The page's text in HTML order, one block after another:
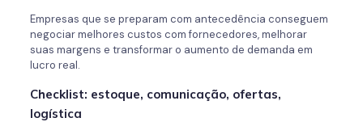
Empresas que se preparam com antecedência conseguem
negociar melhores custos com fornecedores, melhorar
suas margens e transformar o aumento de demanda em
lucro real.
Checklist: estoque, comunicação, ofertas,
logística